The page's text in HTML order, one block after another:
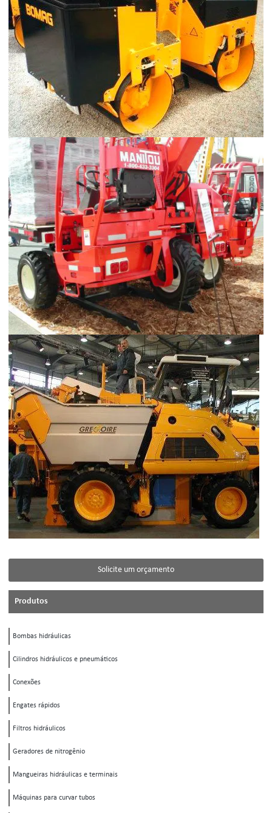
Solicite um orçamento
Produtos
Bombas hidráulicas
Cilindros hidráulicos e pneumáticos
Conexões
Engates rápidos
Filtros hidráulicos
Geradores de nitrogênio
Mangueiras hidráulicas e terminais
Máquinas para curvar tubos